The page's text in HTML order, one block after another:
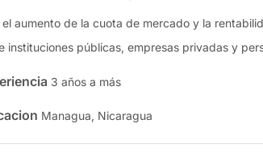
el aumento de la cuota de mercado y la
instituciones públicas, empresas privadas y
3 años a más
Managua, Nicaragua